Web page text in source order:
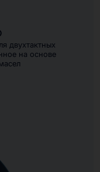
двухтактных
на основе